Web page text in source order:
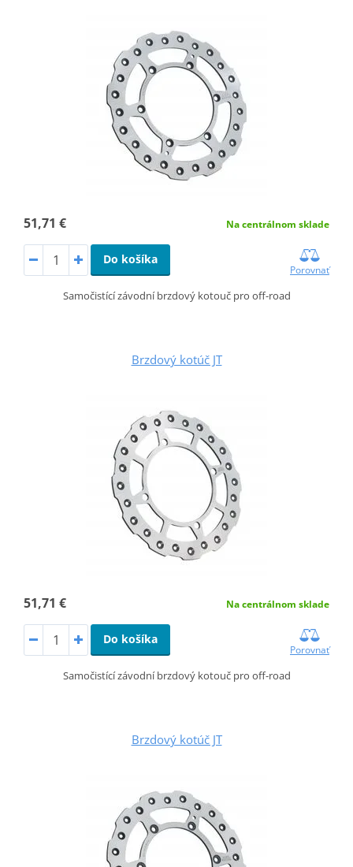
51,71 € Na centrálnom sklade
Do košíka
Porovnať
Samočistící závodní brzdový kotouč pro off-road
Brzdový kotúč JT
51,71 € Na centrálnom sklade
Do košíka
Porovnať
Samočistící závodní brzdový kotouč pro off-road
Brzdový kotúč JT